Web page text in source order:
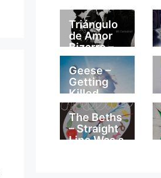
Triángulo
de Amor
Bizarro –
Mi
Catedral
Geese –
Getting
Killed
The Beths
– Straight
Line Was a